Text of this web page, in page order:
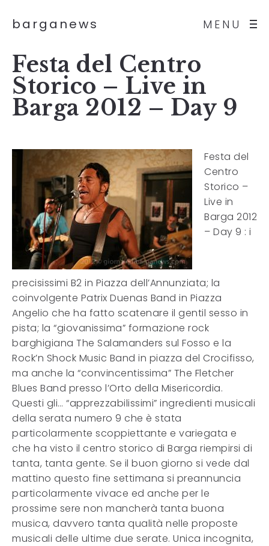
MENU
barganews
Festa del Centro
Storico – Live in
Barga 2012 – Day 9
Festa del
Centro
Storico –
Live in
Barga 2012
– Day 9 : i
precisissimi B2 in Piazza dell’Annunziata; la
coinvolgente Patrix Duenas Band in Piazza
Angelio che ha fatto scatenare il gentil sesso in
pista; la “giovanissima” formazione rock
barghigiana The Salamanders sul Fosso e la
Rock’n Shock Music Band in piazza del Crocifisso,
ma anche la “convincentissima” The Fletcher
Blues Band presso l’Orto della Misericordia.
Questi gli… “apprezzabilissimi” ingredienti musicali
della serata numero 9 che è stata
particolarmente scoppiettante e variegata e
che ha visto il centro storico di Barga riempirsi di
tanta, tanta gente. Se il buon giorno si vede dal
mattino questo fine settimana si preannuncia
particolarmente vivace ed anche per le
prossime sere non mancherà tanta buona
musica, davvero tanta qualità nelle proposte
musicali delle ultime due serate. Unica incognita,